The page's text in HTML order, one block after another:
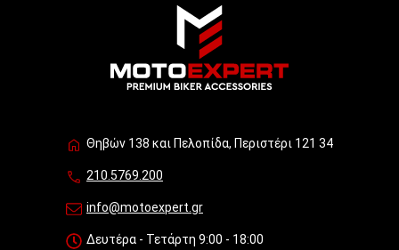
Θηβών 138 και Πελοπίδα, Περιστέρι 121 34
210.5769.200
info@motoexpert.gr
Δευτέρα - Τετάρτη 9:00 - 18:00